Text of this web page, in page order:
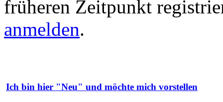
früheren Zeitpunkt
anmelden.
Ich bin hier "Neu" und möchte mich vorstellen